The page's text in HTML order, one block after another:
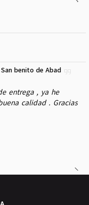
benito de Abad
entrega , ya he
calidad . Gracias